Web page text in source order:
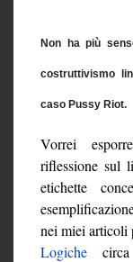
Non ha più
costruttivismo
caso Pussy Riot.
Vorrei
riflessione sul
etichette
nei miei articoli
Logiche